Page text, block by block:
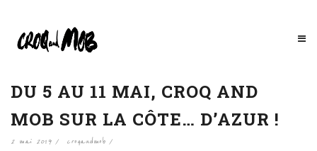
DU 5 AU 11 MAI, CROQ AND
MOB SUR LA CÔTE… D’AZUR !
2 mai 2019
croqandmob